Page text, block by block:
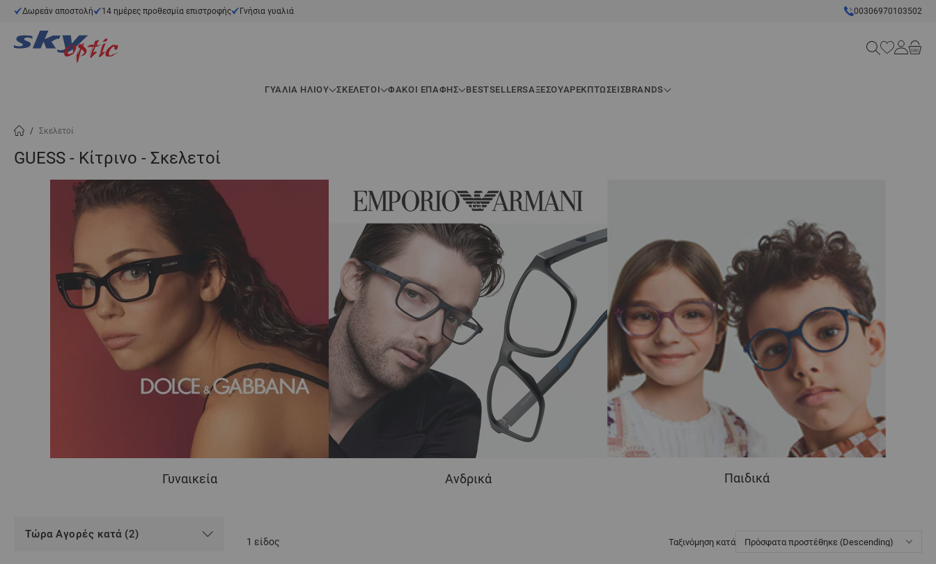
Μετάβαση στο περιεχόμενο
Δωρεάν αποστολή 14 ημέρες προθεσμία επιστροφής Γνήσια γυαλιά 00306970103502
Search
ΓΥΑΛΙΆ ΗΛΊΟΥ ΣΚΕΛΕΤΟΊ ΦΑΚΟΙ ΕΠΑΦΗΣ BESTSELLERSΑΞΕΣΟΥΆΡΕΚΠΤΏΣΕΙΣBRANDS
/ Σκελετοί
GUESS - Κίτρινο - Σκελετοί
Γυναικεία Ανδρικά Παιδικά
Τώρα Αγορές κατά (2)
1 είδος Ταξινόμηση κατά